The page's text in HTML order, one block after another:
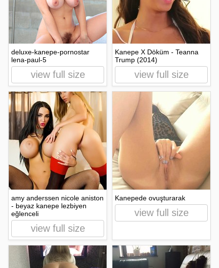
deluxe-kanepe-pornostar
lena-paul-5
view full size
Kanepe X Döküm - Teanna
Trump (2014)
view full size
amy anderssen nicole aniston
- beyaz kanepe lezbiyen
eğlenceli
view full size
Kanepede ovuşturarak
view full size